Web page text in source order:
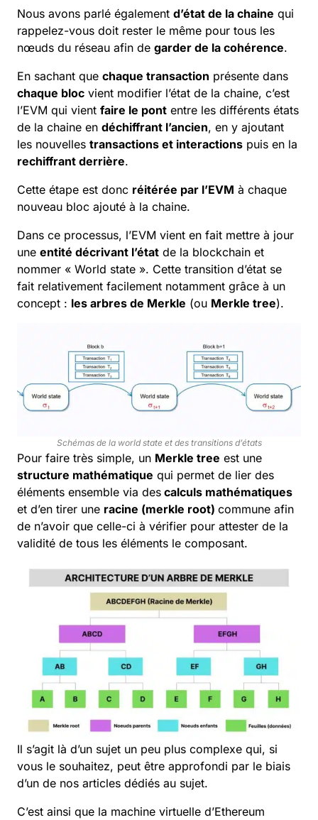
Nous avons parlé également d’état de la chaine qui
rappelez-vous doit rester le même pour tous les
nœuds du réseau afin de garder de la cohérence.
En sachant que chaque transaction présente dans
chaque bloc vient modifier l’état de la chaine, c’est
l’EVM qui vient faire le pont entre les différents états
de la chaine en déchiffrant l’ancien, en y ajoutant
les nouvelles transactions et interactions puis en la
rechiffrant derrière.
Cette étape est donc réitérée par l’EVM à chaque
nouveau bloc ajouté à la chaine.
Dans ce processus, l’EVM vient en fait mettre à jour
une entité décrivant l’état de la blockchain et
nommer « World state ». Cette transition d’état se
fait relativement facilement notamment grâce à un
concept : les arbres de Merkle (ou Merkle tree).
Schémas de la world state et des transitions d’états
Pour faire très simple, un Merkle tree est une
structure mathématique qui permet de lier des
éléments ensemble via des calculs mathématiques
et d’en tirer une racine (merkle root) commune afin
de n’avoir que celle-ci à vérifier pour attester de la
validité de tous les éléments le composant.
Il s’agit là d’un sujet un peu plus complexe qui, si
vous le souhaitez, peut être approfondi par le biais
d’un de nos articles dédiés au sujet.
C’est ainsi que la machine virtuelle d’Ethereum